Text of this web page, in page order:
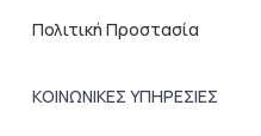
Πολιτική Προστασία
ΚΟΙΝΩΝΙΚΕΣ ΥΠΗΡΕΣΙΕΣ